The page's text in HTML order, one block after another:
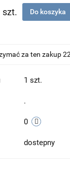
szt. Do koszyka
za ten zakup
1 szt.
.
0
dostepny